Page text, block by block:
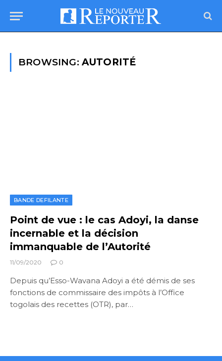
BROWSING: AUTORITÉ
BANDE DEFILANTE
Point de vue : le cas Adoyi, la danse
incernable et la décision
immanquable de l’Autorité
11/09/2020 0
Depuis qu’Esso-Wavana Adoyi a été démis de ses
fonctions de commissaire des impôts à l’Office
togolais des recettes (OTR), par…